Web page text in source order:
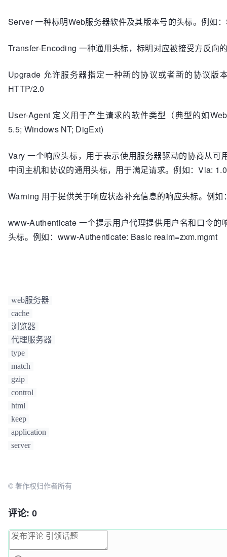
Server 一种标明Web服务器软件及其版本号的头标。例如
Transfer-Encoding 一种通用头标，标明对应被接受方反向
Upgrade 允许服务器指定一种新的协议或者新的协议版
HTTP/2.0
User-Agent 定义用于产生请求的软件类型（典型的如
5.5; Windows NT; DigExt)
Vary 一个响应头标，用于表示使用服务器驱动的协商从
中间主机和协议的通用头标，用于满足请求。例如：Via:
Warning 用于提供关于响应状态补充信息的响应头标。例
www-Authenticate 一个提示用户代理提供用户名和口令
头标。例如：www-Authenticate: Basic realm=zxm.mgmt
web服务器
cache
浏览器
代理服务器
type
match
gzip
control
html
keep
application
server
© 著作权归作者所有
评论: 0